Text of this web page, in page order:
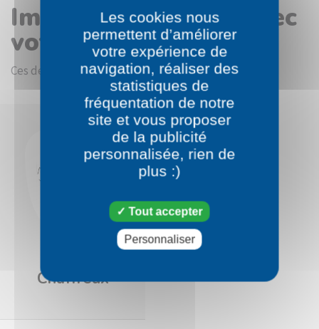
Images en rapport avec
votre choix
Ces dessins devraient vous intéresser.
Chaffreux
Les cookies nous
permettent d’améliorer
votre expérience de
navigation, réaliser des
statistiques de
fréquentation de notre
site et vous proposer
de la publicité
personnalisée, rien de
plus :)
Tout accepter
Personnaliser